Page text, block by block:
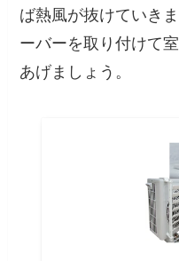
ば熱風が抜けていき
ーバーを取り付けて
あげましょう。